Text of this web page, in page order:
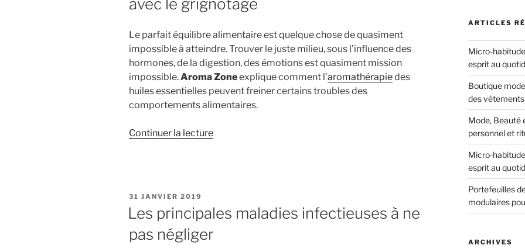
avec le grignotage
Le parfait équilibre alimentaire est quelque chose de quasiment
impossible à atteindre. Trouver le juste milieu, sous l’influence des
hormones, de la digestion, des émotions est quasiment mission
impossible.Aroma Zoneexplique comment l’aromathérapiedes
huiles essentielles peuvent freiner certains troubles des
comportements alimentaires.
Continuer la lecturede
en
finir
PUBLIÉ
31 JANVIER 2019
Les principales maladies infectieuses à ne
pas négliger
ARTICLES
Micro-
esprit au
Boutique
des
Mode, Beauté
personnel et
Micro-
esprit au
Portefeuilles
modulaires
ARCHIVES